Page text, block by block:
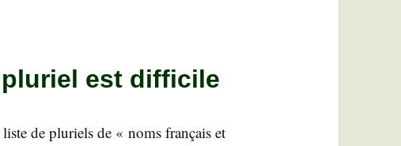
est difficile
de plu­riels de « noms fran­çais et